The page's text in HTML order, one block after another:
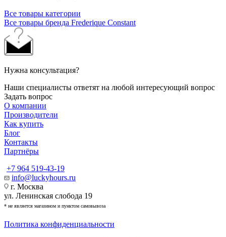
Все товары категории
Все товары бренда Frederique Constant
Нужна консультация?
Наши специалисты ответят на любой интересующий вопрос
Задать вопрос
О компании
Производители
Как купить
Блог
Контакты
Партнёры
+7 964 519-43-19
info@luckyhours.ru
г. Москва
ул. Ленинская слобода 19
* не является магазином и пунктом самовывоза
Политика конфиденциальности